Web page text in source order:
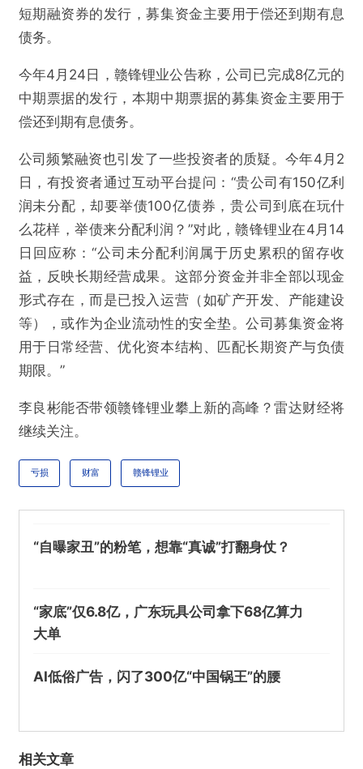
短期融资券的发行，募集资金主要用于偿还到期有息
债务。
今年4月24日，赣锋锂业公告称，公司已完成8亿元的
中期票据的发行，本期中期票据的募集资金主要用于
偿还到期有息债务。
公司频繁融资也引发了一些投资者的质疑。今年4月2
日，有投资者通过互动平台提问：“贵公司有150亿利
润未分配，却要举债100亿债券，贵公司到底在玩什
么花样，举债来分配利润？”对此，赣锋锂业在4月14
日回应称：“公司未分配利润属于历史累积的留存收
益，反映长期经营成果。这部分资金并非全部以现金
形式存在，而是已投入运营（如矿产开发、产能建设
等），或作为企业流动性的安全垫。公司募集资金将
用于日常经营、优化资本结构、匹配长期资产与负债
期限。”
李良彬能否带领赣锋锂业攀上新的高峰？雷达财经将
继续关注。
亏损 财富 赣锋锂业
“自曝家丑”的粉笔，想靠“真诚”打翻身仗？
“家底”仅6.8亿，广东玩具公司拿下68亿算力
大单
AI低俗广告，闪了300亿“中国锅王”的腰
相关文章